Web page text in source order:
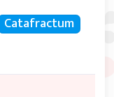
Catafractum